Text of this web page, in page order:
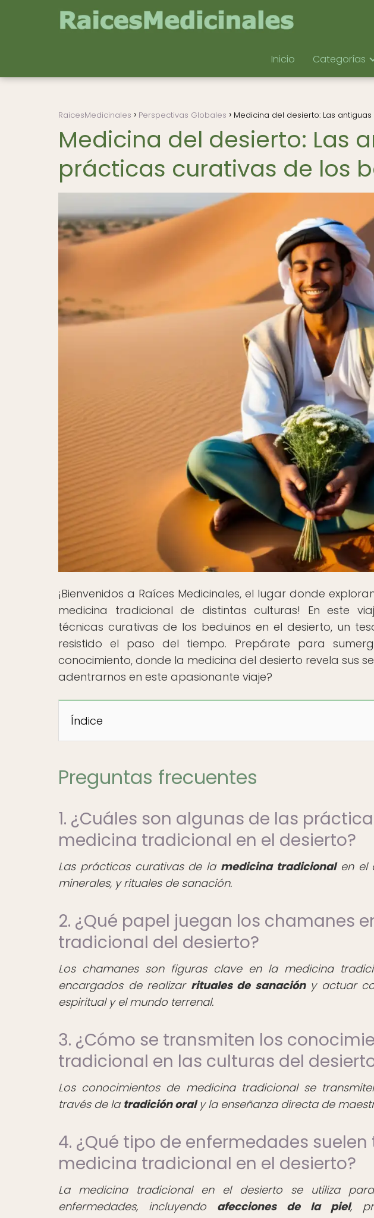
Inicio Categorías
RaicesMedicinales Perspectivas Globales Medicina del desierto: Las
Medicina del desierto: Las
prácticas curativas de los
¡Bienvenidos a Raíces Medicinales, el lugar donde
medicina tradicional de distintas culturas! En este
técnicas curativas de los beduinos en el desierto, un
resistido el paso del tiempo. Prepárate para
conocimiento, donde la medicina del desierto revela sus
adentrarnos en este apasionante viaje?
Índice
Preguntas frecuentes
1. ¿Cuáles son algunas de las
medicina tradicional en el desierto?
Las prácticas curativas de la medicina tradicionalen el
minerales, y rituales de sanación.
2. ¿Qué papel juegan los chamanes
tradicional del desierto?
Los chamanes son figuras clave en la medicina
encargados de realizar rituales de sanacióny actuar
espiritual y el mundo terrenal.
3. ¿Cómo se transmiten los
tradicional en las culturas del
Los conocimientos de medicina tradicional se
través de la tradición oraly la enseñanza directa de
4. ¿Qué tipo de enfermedades
medicina tradicional en el desierto?
La medicina tradicional en el desierto se utiliza
enfermedades, incluyendo afecciones de la piel,